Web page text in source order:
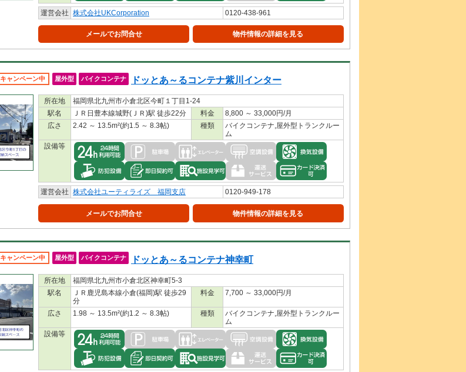
運営会社 株式会社UKCorporation 0120-438-961
メールでお問合せ 物件情報の詳細を見る
キャンペーン中 屋外型 バイクコンテナ ドッとあ～るコンテナ紫川インター
所在地
福岡県北九州市小倉北区今町１丁目1-24
駅名
ＪＲ日豊本線城野(ＪＲ)駅 徒歩22分 料金
8,800 ～ 33,000円/月
広さ
2.42 ～ 13.5m²(約1.5 ～ 8.3帖) 種類
バイクコンテナ,屋外型トランクルー
ム
設備等
運営会社 株式会社ユーティライズ 福岡支店 0120-949-178
メールでお問合せ 物件情報の詳細を見る
キャンペーン中 屋外型 バイクコンテナ ドッとあ～るコンテナ神幸町
所在地
福岡県北九州市小倉北区神幸町5-3
駅名
ＪＲ鹿児島本線小倉(福岡)駅 徒歩29
分
料金 7,700 ～ 33,000円/月
広さ 1.98 ～ 13.5m²(約1.2 ～ 8.3帖) 種類
バイクコンテナ,屋外型トランクルー
ム
設備等